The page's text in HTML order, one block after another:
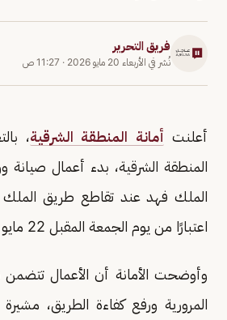
فريق التحرير
نُشر في الأربعاء 20 مايو 2026 · 11:27 ص
أعلنت أمانة المنطقة الشرقية،
المنطقة الشرقية، بدء أعمال صيانة
الملك فهد عند تقاطع طريق الملك
اعتبارًا من يوم الجمعة المقبل 22 مايو 2026.
وأوضحت الأمانة أن الأعمال تتضمن
المرورية ورفع كفاءة الطريق،